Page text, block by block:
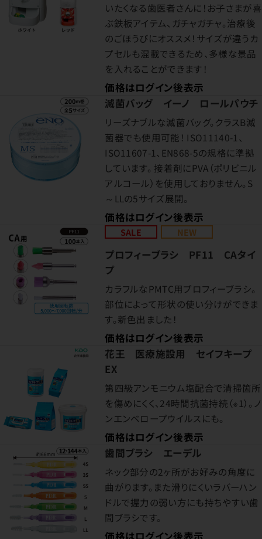
いたくなる歯医者さんに！お子さまが喜
ぶ鉄板アイテム、ガチャガチャ。治療後
のごほうびにオススメ！サイズが違うカ
プセルも混載できるため、多様な景品
を入れることができます！
価格はログイン後表示
滅菌バッグ イーノ ロールパウチ
リーズナブルな滅菌バッグ。クラスB滅
菌器でも使用可能！ ISO11140-1、
ISO11607-1、EN868-5の規格に準拠
しています。 接着剤にPVA（ポリビニル
アルコール）を使用しておりません。S
～LLの5サイズ展開。
価格はログイン後表示
SALE NEW
プロフィーブラシ PF11 CAタイ
プ
カラフルなPMTC用プロフィーブラシ。
部位によって形状の使い分けができま
す。新色出ました！
価格はログイン後表示
花王 医療施設用 セイフキープ
EX
第四級アンモニウム塩配合で清掃箇所
を傷めにくく、24時間抗菌持続（※1）。ノ
ンエンベロープウイルスにも。
価格はログイン後表示
歯間ブラシ エーデル
ネック部分の2ヶ所がお好みの角度に
曲がります。また滑りにくいラバーハン
ドルで握力の弱い方にも持ちやすい歯
間ブラシです。
価格はログイン後表示